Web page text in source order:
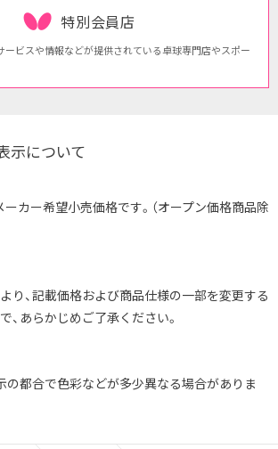
特別会員店
ービスや情報などが提供されている卓球専門店やスポー
示について
ーカー希望小売価格です。（オープン価格商品除
り、記載価格および商品仕様の一部を変更する
、あらかじめご了承ください。
の都合で色彩などが多少異なる場合がありま